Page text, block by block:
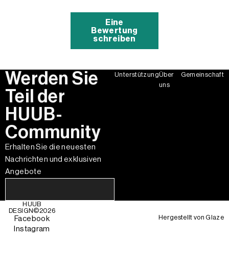
Eine
Bewertung
schreiben
Werden Sie
Teil der
HUUB-
Community
Erhalten Sie die neuesten
Nachrichten und exklusiven
Angebote
UnterstützungÜber
uns
Gemeinschaft
HUUB
DESIGN©2026
Facebook
Instagram
Hergestellt vonGlaze